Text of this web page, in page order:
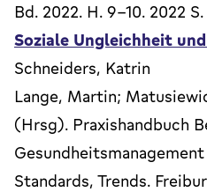
Bd. 2022. H. 9-10. 2022
Soziale Ungleichheit
Schneiders, Katrin
Lange, Martin;
(Hrsg). Praxishandbuch
Standards, Trends.